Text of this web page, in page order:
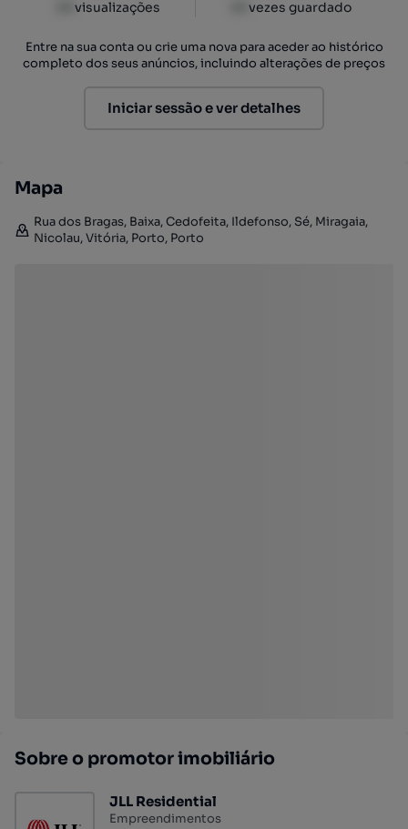
visualizações vezes guardado
Entre na sua conta ou crie uma nova para aceder ao histórico
completo dos seus anúncios, incluindo alterações de preços
Iniciar sessão e ver detalhes
Mapa
Rua dos Bragas, Baixa, Cedofeita, Ildefonso, Sé, Miragaia,
Nicolau, Vitória, Porto, Porto
Sobre o promotor imobiliário
JLL Residential
Empreendimentos